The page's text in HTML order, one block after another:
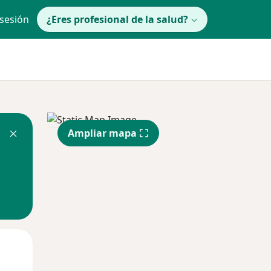
¿Eres profesional de la salud?
Ampliar mapa